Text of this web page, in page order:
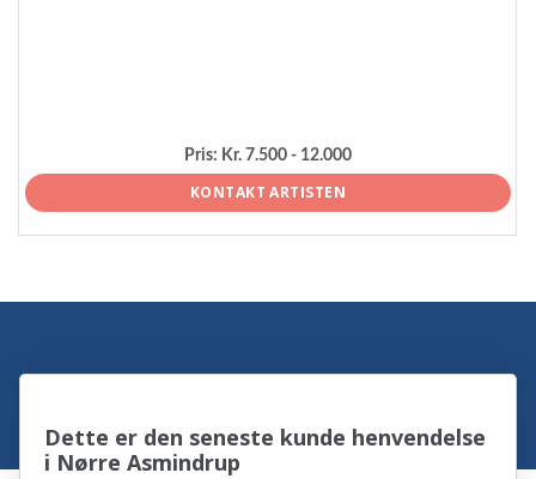
Pris: Kr. 7.500 - 12.000
KONTAKT ARTISTEN
Dette er den seneste kunde henvendelse
i Nørre Asmindrup